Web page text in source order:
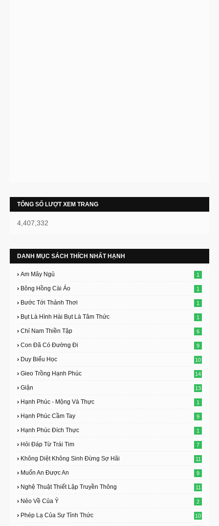
TỔNG SỐ LƯỢT XEM TRANG
4,407,332
DANH MỤC SÁCH THÍCH NHẤT HẠNH
Am Mây Ngủ 1
Bông Hồng Cài Áo 1
Bước Tới Thảnh Thơi 1
Bụt Là Hình Hài Bụt Là Tâm Thức 1
Chỉ Nam Thiền Tập 6
Con Đã Có Đường Đi 9
Duy Biểu Học 10
Gieo Trồng Hạnh Phúc 14
Giận 13
Hạnh Phúc - Mộng Và Thực 1
Hạnh Phúc Cầm Tay 9
Hạnh Phúc Đích Thực 1
Hỏi Đáp Từ Trái Tim 7
Không Diệt Không Sinh Đừng Sợ Hãi 11
Muốn An Được An 9
Nghệ Thuật Thiết Lập Truyền Thông 11
Nẻo Về Của Ý 2
Phép Lạ Của Sự Tỉnh Thức 10